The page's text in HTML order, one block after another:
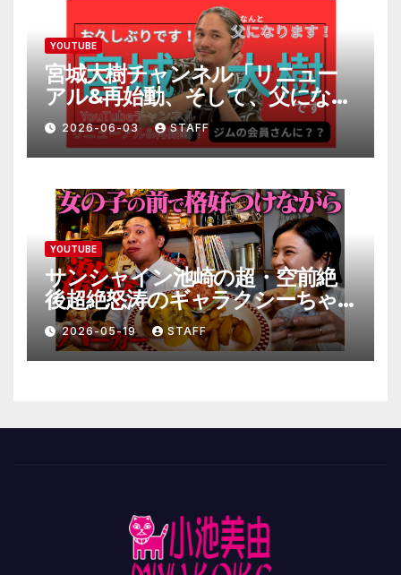
YOUTUBE
宮城大樹チャンネル「リニュー
アル&再始動、そして、父になり
ます。」
2026-06-03 STAFF
YOUTUBE
サンシャイン池崎の超・空前絶
後超絶怒涛のギャラクシーちゃ
んねる極
2026-05-19 STAFF